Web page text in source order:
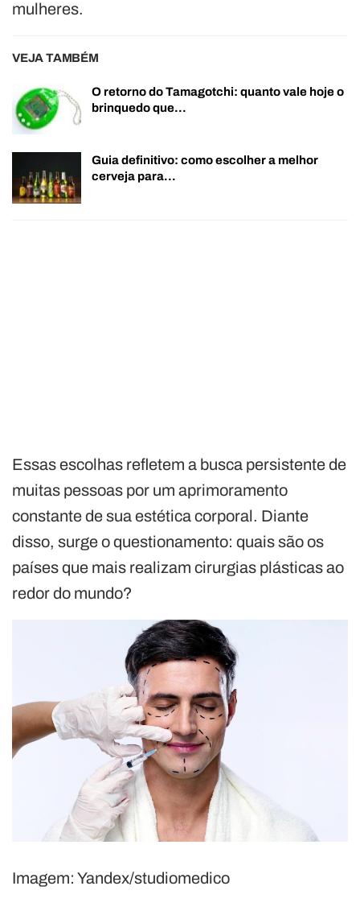
mulheres.
VEJA TAMBÉM
O retorno do Tamagotchi: quanto vale hoje o
brinquedo que…
Guia definitivo: como escolher a melhor
cerveja para…
Essas escolhas refletem a busca persistente de
muitas pessoas por um aprimoramento
constante de sua estética corporal. Diante
disso, surge o questionamento: quais são os
países que mais realizam cirurgias plásticas ao
redor do mundo?
Imagem: Yandex/studiomedico